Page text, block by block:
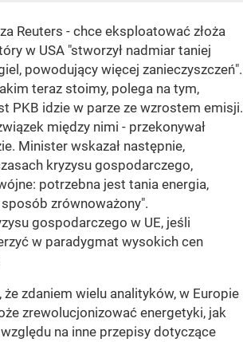
Reuters - chce eksploatować złoża
w USA "stworzył nadmiar taniej
powodujący więcej zanieczyszczeń".
teraz stoimy, polega na tym,
PKB idzie w parze ze wzrostem emisji.
między nimi - przekonywał
Minister wskazał następnie,
kryzysu gospodarczego,
potrzebna jest tania energia,
zrównoważony".
gospodarczego w UE, jeśli
w paradygmat wysokich cen
że zdaniem wielu analityków, w Europie
zrewolucjonizować energetyki, jak
na inne przepisy dotyczące